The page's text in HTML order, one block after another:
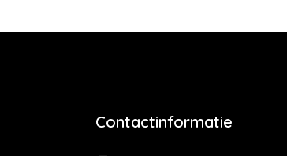
Contactinformatie